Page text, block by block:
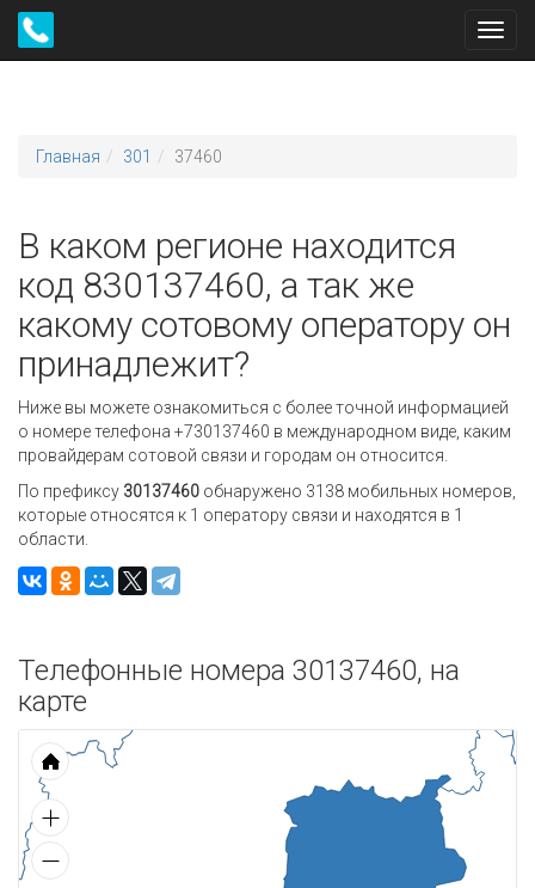
Главная 301 37460
В каком регионе находится
код 830137460, а так же
какому сотовому оператору он
принадлежит?
Ниже вы можете ознакомиться с более точной информацией
о номере телефона +730137460 в международном виде, каким
провайдерам сотовой связи и городам он относится.
По префиксу 30137460 обнаружено 3138 мобильных номеров,
которые относятся к 1 оператору связи и находятся в 1
области.
Телефонные номера 30137460, на
карте